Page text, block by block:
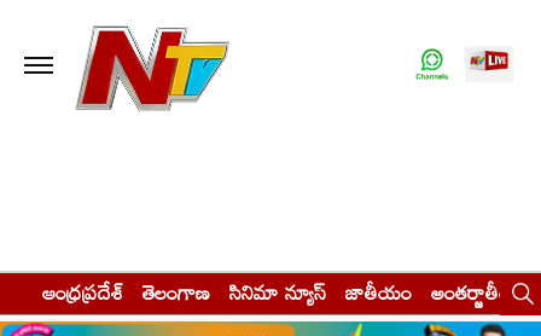
ఆంధ్రప్రదేశ్ తెలంగాణ సినిమా న్యూస్ జాతీయం అంతర్జాతీయం